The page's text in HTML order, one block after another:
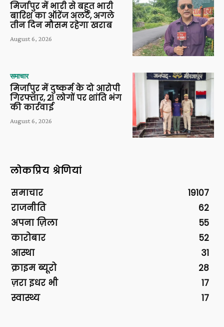
मिर्जापुर में भारी से बहुत भारी
बारिश का ऑरेंज अलर्ट, अगले
तीन दिन मौसम रहेगा खराब
August 6, 2026
समाचार
मिर्जापुर में दुष्कर्म के दो आरोपी
गिरफ्तार, 21 लोगों पर शांति भंग
की कार्रवाई
August 6, 2026
लोकप्रिय श्रेणियां
समाचार
19107
राजनीति
62
अपना ज़िला
55
कारोबार
52
आस्था
31
क्राइम ब्यूरो
28
ज़रा इधर भी
17
स्वास्थ्य
17